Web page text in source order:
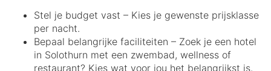
Stel je budget vast – Kies je gewenste prijsklasse
per nacht.
Bepaal belangrijke faciliteiten – Zoek je een hotel
in Solothurn met een zwembad, wellness of
restaurant? Kies wat voor jou het belangrijkst is.